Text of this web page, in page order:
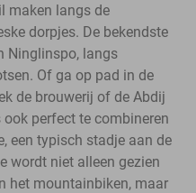
maken langs de
dorpjes. De bekendste
Ninglinspo, langs
Of ga op pad in de
de brouwerij of de Abdij
perfect te combineren
een typisch stadje aan de
wordt niet alleen gezien
het mountainbiken, maar